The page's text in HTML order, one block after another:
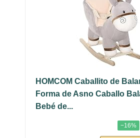
HOMCOM Caballito de
Forma de Asno Caballo
Bebé de...
−16%